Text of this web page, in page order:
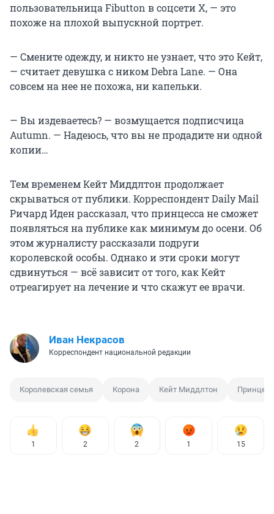
пользовательница Fibutton в соцсети Х, — это
похоже на плохой выпускной портрет.
— Смените одежду, и никто не узнает, что это Кейт,
— считает девушка с ником Debra Lane. — Она
совсем на нее не похожа, ни капельки.
— Вы издеваетесь? — возмущается подписчица
Autumn. — Надеюсь, что вы не продадите ни одной
копии…
Тем временем Кейт Миддлтон продолжает
скрываться от публики. Корреспондент Daily Mail
Ричард Иден рассказал, что принцесса не сможет
появляться на публике как минимум до осени. Об
этом журналисту рассказали подруги
королевской особы. Однако и эти сроки могут
сдвинуться — всё зависит от того, как Кейт
отреагирует на лечение и что скажут ее врачи.
Иван Некрасов
Корреспондент национальной редакции
Королевская семья Корона Кейт Миддлтон
1 2 2 1 15